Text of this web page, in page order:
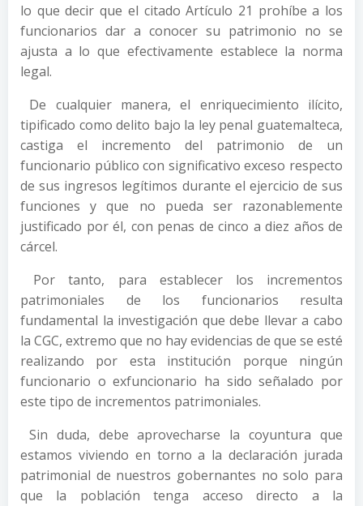
lo que decir que el citado Artículo 21 prohíbe a los
funcionarios dar a conocer su patrimonio no se
ajusta a lo que efectivamente establece la norma
legal.
De cualquier manera, el enriquecimiento ilícito,
tipificado como delito bajo la ley penal guatemalteca,
castiga el incremento del patrimonio de un
funcionario público con significativo exceso respecto
de sus ingresos legítimos durante el ejercicio de sus
funciones y que no pueda ser razonablemente
justificado por él, con penas de cinco a diez años de
cárcel.
Por tanto, para establecer los incrementos
patrimoniales de los funcionarios resulta
fundamental la investigación que debe llevar a cabo
la CGC, extremo que no hay evidencias de que se esté
realizando por esta institución porque ningún
funcionario o exfuncionario ha sido señalado por
este tipo de incrementos patrimoniales.
Sin duda, debe aprovecharse la coyuntura que
estamos viviendo en torno a la declaración jurada
patrimonial de nuestros gobernantes no solo para
que la población tenga acceso directo a la